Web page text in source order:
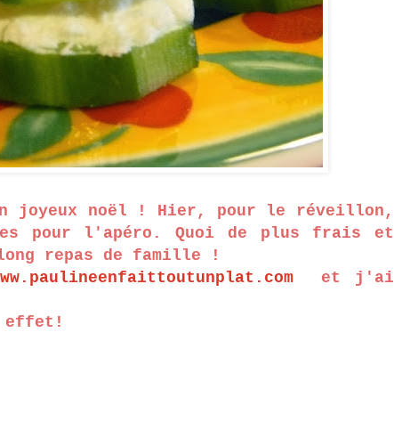
joyeux noël ! Hier, pour le réveillon,
pour l'apéro. Quoi de plus frais et
long repas de famille !
et j'ai
effet!